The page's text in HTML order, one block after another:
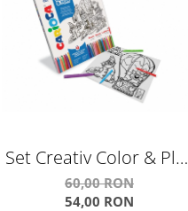
Set Creativ Color & Play
Carioca Fantasy
60,00 RON
54,00 RON